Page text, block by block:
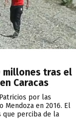
millones tras el
Caracas
por las
Mendoza en 2016. El
que perciba de la